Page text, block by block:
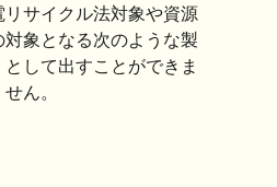
サイクル法対象や資源
象となる次のような製
して出すことができま
せん。